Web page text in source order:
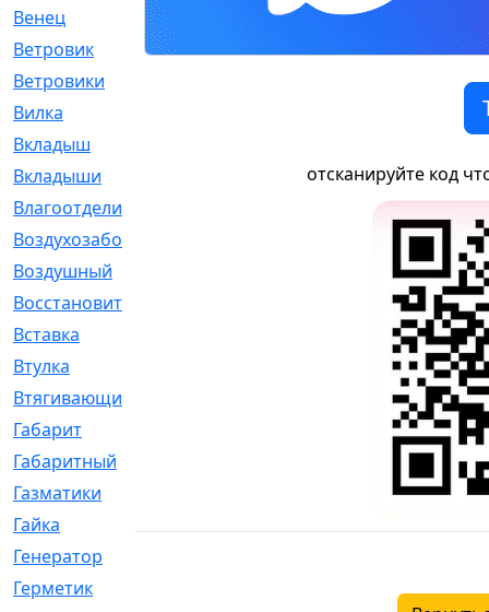
Венец
Ветровик
[132]
Ветровики
Вилка
Вкладыш
Вкладыши
Влагоотделитель
Воздухозаборник
Воздушный
Восстановительный
Вставка
Втулка
Втягивающий
Габарит
Габаритный
Газматики
Гайка
[104]
Генератор
Герметик
отсканируйте код